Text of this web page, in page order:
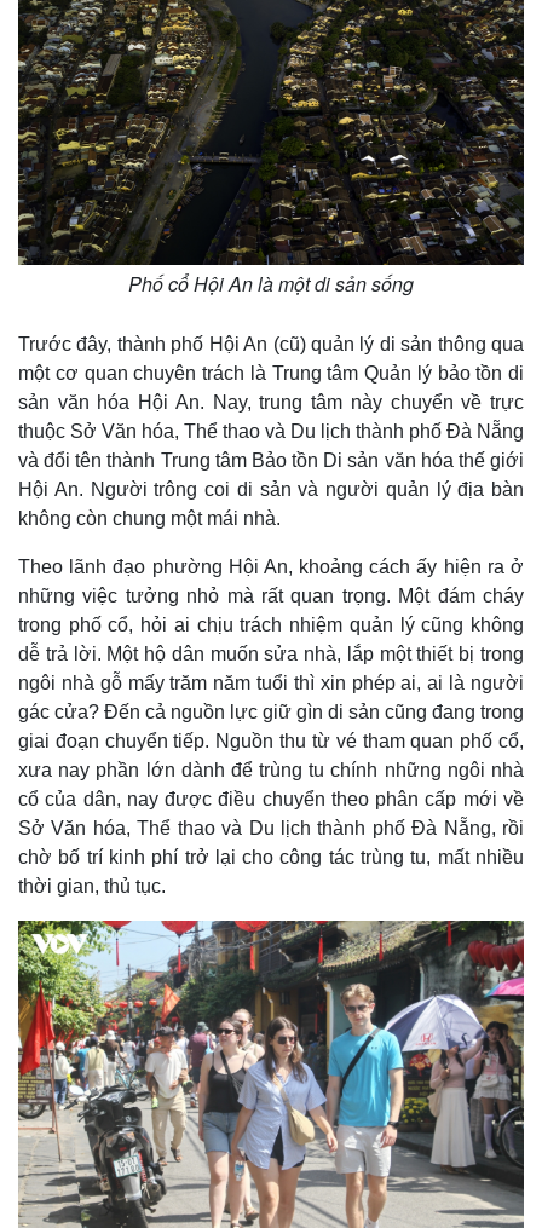
Pháp luật
Vụ án
Tin nóng
Tư vấn luật
Quân sự - Quốc phòng
Vũ khí
Việt Nam
Phân tích
Phố cổ Hội An là một di sản sống
Trước đây, thành phố Hội An (cũ) quản lý di sản thông qua
một cơ quan chuyên trách là Trung tâm Quản lý bảo tồn di
sản văn hóa Hội An. Nay, trung tâm này chuyển về trực
thuộc Sở Văn hóa, Thể thao và Du lịch thành phố Đà Nẵng
và đổi tên thành Trung tâm Bảo tồn Di sản văn hóa thế giới
Hội An. Người trông coi di sản và người quản lý địa bàn
không còn chung một mái nhà.
Theo lãnh đạo phường Hội An, khoảng cách ấy hiện ra ở
những việc tưởng nhỏ mà rất quan trọng. Một đám cháy
trong phố cổ, hỏi ai chịu trách nhiệm quản lý cũng không
dễ trả lời. Một hộ dân muốn sửa nhà, lắp một thiết bị trong
ngôi nhà gỗ mấy trăm năm tuổi thì xin phép ai, ai là người
gác cửa? Đến cả nguồn lực giữ gìn di sản cũng đang trong
giai đoạn chuyển tiếp. Nguồn thu từ vé tham quan phố cổ,
xưa nay phần lớn dành để trùng tu chính những ngôi nhà
cổ của dân, nay được điều chuyển theo phân cấp mới về
Sở Văn hóa, Thể thao và Du lịch thành phố Đà Nẵng, rồi
chờ bố trí kinh phí trở lại cho công tác trùng tu, mất nhiều
thời gian, thủ tục.